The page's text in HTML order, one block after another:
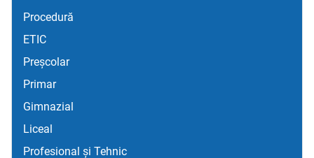
Procedură
ETIC
Preșcolar
Primar
Gimnazial
Liceal
Profesional și Tehnic